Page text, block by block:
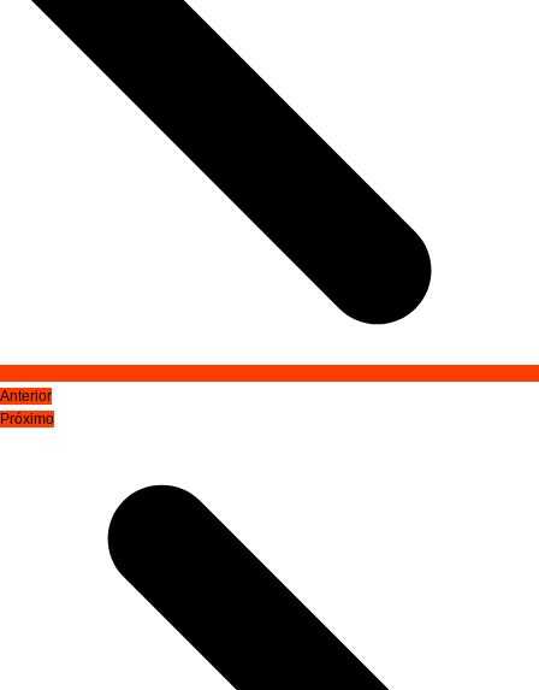
Anterior
Próximo